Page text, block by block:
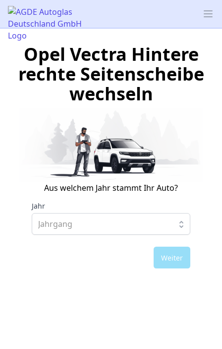
AGDE Autoglas Deutschland GmbH
Opel Vectra Hintere
rechte Seitenscheibe
wechseln
Aus welchem Jahr stammt Ihr Auto?
Jahr
Weiter